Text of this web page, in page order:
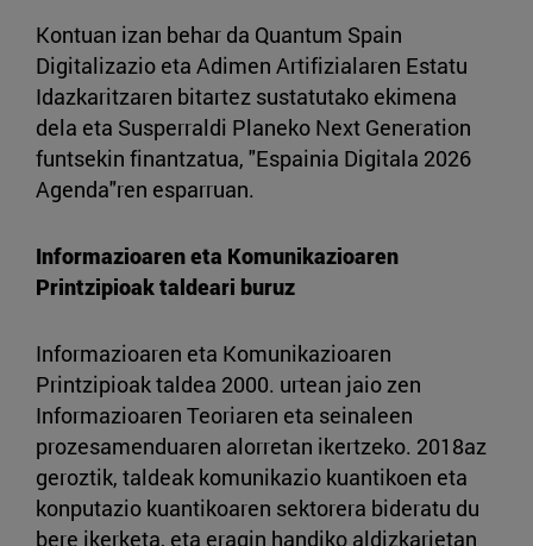
Kontuan izan behar da Quantum Spain
Digitalizazio eta Adimen Artifizialaren Estatu
Idazkaritzaren bitartez sustatutako ekimena
dela eta Susperraldi Planeko Next Generation
funtsekin finantzatua, "Espainia Digitala 2026
Agenda"ren esparruan.
Informazioaren eta Komunikazioaren
Printzipioak taldeari buruz
Informazioaren eta Komunikazioaren
Printzipioak taldea 2000. urtean jaio zen
Informazioaren Teoriaren eta seinaleen
prozesamenduaren alorretan ikertzeko. 2018az
geroztik, taldeak komunikazio kuantikoen eta
konputazio kuantikoaren sektorera bideratu du
bere ikerketa, eta eragin handiko aldizkarietan